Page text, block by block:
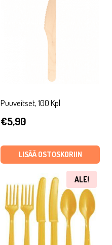
Puuveitset, 100 Kpl
€5,90
LISÄÄ OSTOSKORIIN
ALE!